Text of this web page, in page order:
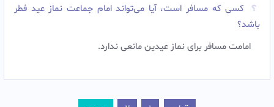
کسی که مسافر است، آیا می‌تواند امام جماعت نماز عید فطر
باشد؟
امامت مسافر برای نماز عیدین مانعی ندارد.